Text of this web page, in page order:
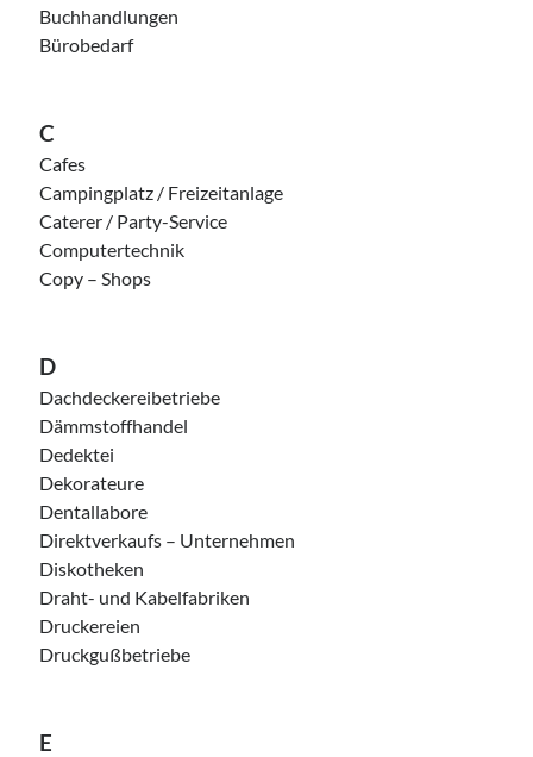
Buchhandlungen
Bürobedarf
C
Cafes
Campingplatz / Freizeitanlage
Caterer / Party-Service
Computertechnik
Copy – Shops
D
Dachdeckereibetriebe
Dämmstoffhandel
Dedektei
Dekorateure
Dentallabore
Direktverkaufs – Unternehmen
Diskotheken
Draht- und Kabelfabriken
Druckereien
Druckgußbetriebe
E